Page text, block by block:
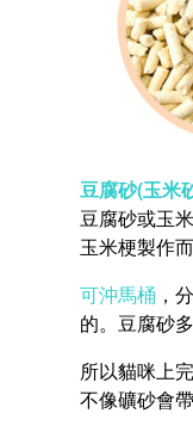
豆腐砂(玉米
豆腐砂或玉
玉米梗製作
可沖馬桶 ，
的。豆腐砂
所以貓咪上
不像礦砂會